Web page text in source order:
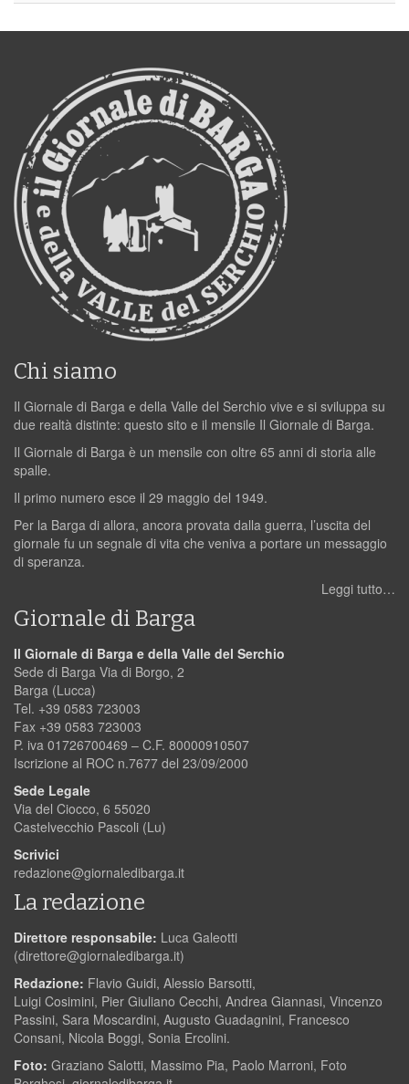
Chi siamo
Il Giornale di Barga e della Valle del Serchio vive e si sviluppa su
due realtà distinte: questo sito e il mensile Il Giornale di Barga.
Il Giornale di Barga è un mensile con oltre 65 anni di storia alle
spalle.
Il primo numero esce il 29 maggio del 1949.
Per la Barga di allora, ancora provata dalla guerra, l’uscita del
giornale fu un segnale di vita che veniva a portare un messaggio
di speranza.
Leggi tutto…
Giornale di Barga
Il Giornale di Barga e della Valle del Serchio
Sede di Barga Via di Borgo, 2
Barga (Lucca)
Tel. +39 0583 723003
Fax +39 0583 723003
P. iva 01726700469 – C.F. 80000910507
Iscrizione al ROC n.7677 del 23/09/2000
Sede Legale
Via del Ciocco, 6 55020
Castelvecchio Pascoli (Lu)
Scrivici
redazione@giornaledibarga.it
La redazione
Direttore responsabile: Luca Galeotti
(direttore@giornaledibarga.it)
Redazione: Flavio Guidi, Alessio Barsotti,
Luigi Cosimini, Pier Giuliano Cecchi, Andrea Giannasi, Vincenzo
Passini, Sara Moscardini, Augusto Guadagnini, Francesco
Consani, Nicola Boggi, Sonia Ercolini.
Foto: Graziano Salotti, Massimo Pia, Paolo Marroni, Foto